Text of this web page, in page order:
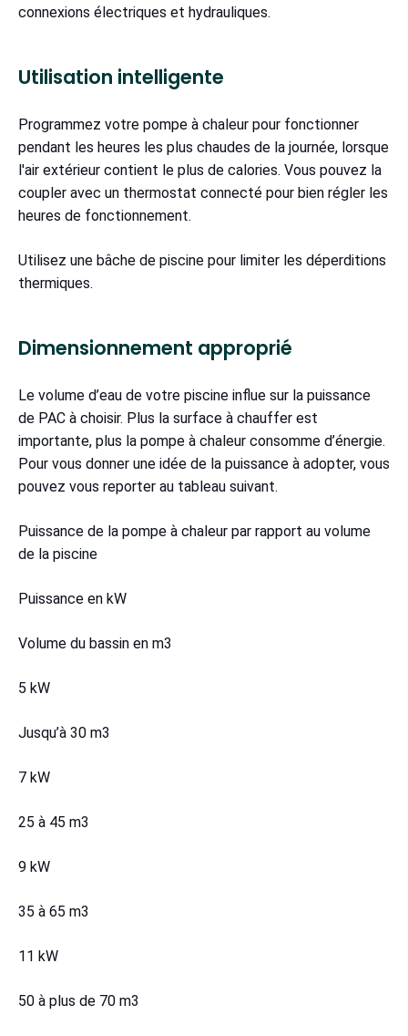
connexions électriques et hydrauliques.
Utilisation intelligente
Programmez votre pompe à chaleur pour fonctionner
pendant les heures les plus chaudes de la journée, lorsque
l'air extérieur contient le plus de calories. Vous pouvez la
coupler avec un thermostat connecté pour bien régler les
heures de fonctionnement.
Utilisez une bâche de piscine pour limiter les déperditions
thermiques.
Dimensionnement approprié
Le volume d’eau de votre piscine influe sur la puissance
de PAC à choisir. Plus la surface à chauffer est
importante, plus la pompe à chaleur consomme d’énergie.
Pour vous donner une idée de la puissance à adopter, vous
pouvez vous reporter au tableau suivant.
Puissance de la pompe à chaleur par rapport au volume
de la piscine
Puissance en kW
Volume du bassin en m3
5 kW
Jusqu’à 30 m3
7 kW
25 à 45 m3
9 kW
35 à 65 m3
11 kW
50 à plus de 70 m3